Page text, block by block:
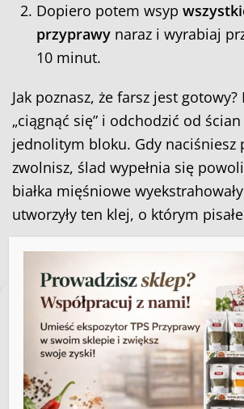
Zarządzaj zgodą
Aby zapewnić jak najlepsze wrażenia, korzystamy
pliki cookie, do przechowywania i/lub uzyskiwania
urządzeniu. Zgoda na te technologie pozwoli
takie jak zachowanie podczas przeglądania lub
tej stronie. Brak wyrażenia zgody lub wycofanie
Dopiero potem wsyp
przyprawy naraz i wyrabiaj
10 minut.
Jak poznasz, że farsz jest gotowy?
„ciągnąć się” i odchodzić od
jednolitym bloku. Gdy naciśniesz
zwolnisz, ślad wypełnia się
białka mięśniowe
utworzyły ten klej, o którym
Próbka smakowa —
Przed nadziewaniem uformuj
farszu i usmaż go na patelni bez
Spróbuj. To jedyna okazja, żeby
ilość soli i przypraw, zanim